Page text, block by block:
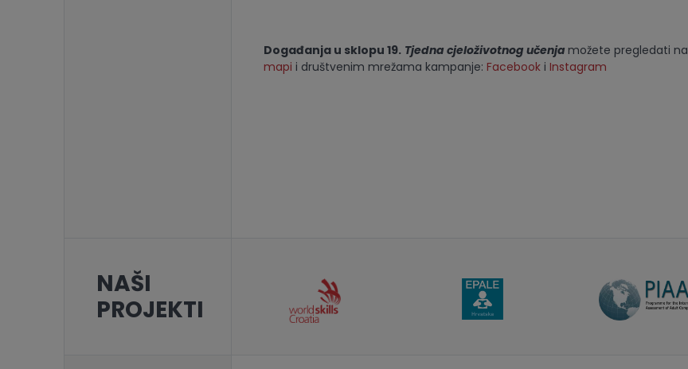
Događanja u sklopu 19. Tjedna cjeloživotnog učenja možete pregledati na
mapi i društvenim mrežama kampanje: Facebooki Instagram
NAŠI
PROJEKTI